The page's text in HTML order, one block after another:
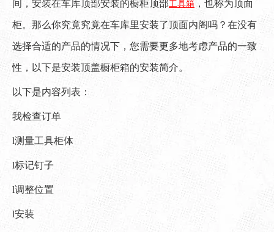
间，安装在车库顶部安装的橱柜顶部工具箱 ，也称为顶面
柜。那么你究竟究竟在车库里安装了顶面内阁吗？在没有
选择合适的产品的情况下，您需要更多地考虑产品的一致
性，以下是安装顶盖橱柜箱的安装简介。
以下是内容列表：
我检查订单
l测量工具柜体
l标记钉子
l调整位置
l安装